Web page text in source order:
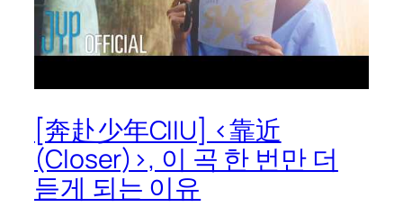
[奔赴少年CIIU] <靠近
(Closer)>, 이 곡 한 번만 더
듣게 되는 이유